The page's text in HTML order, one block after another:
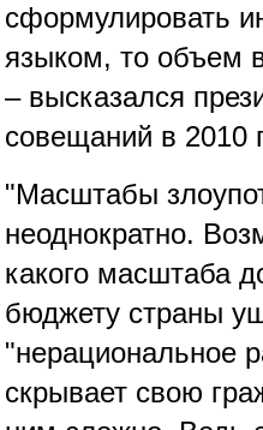
сформулировать
языком, то объем
– высказался
совещаний в 2010
"Масштабы
неоднократно.
какого масштаба
бюджету страны
"нерациональное
скрывает свою